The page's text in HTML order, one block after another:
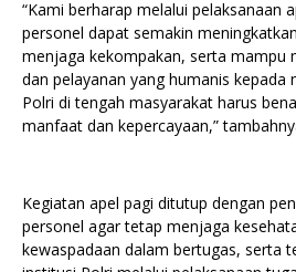
“Kami berharap melalui pelaksanaan
personel dapat semakin
menjaga kekompakan, serta mampu
dan pelayanan yang humanis kepada
Polri di tengah masyarakat harus
manfaat dan kepercayaan,”
Kegiatan apel pagi ditutup dengan
personel agar tetap menjaga
kewaspadaan dalam bertugas, serta